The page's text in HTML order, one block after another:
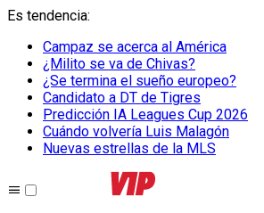
Es tendencia:
Campaz se acerca al América
¿Milito se va de Chivas?
¿Se termina el sueño europeo?
Candidato a DT de Tigres
Predicción IA Leagues Cup 2026
Cuándo volvería Luis Malagón
Nuevas estrellas de la MLS